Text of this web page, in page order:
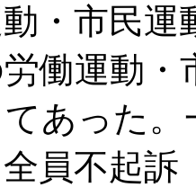
・市民
働運動
あった
員不起